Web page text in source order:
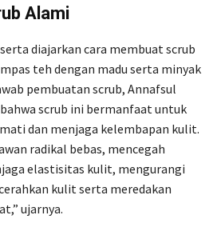
Alami
diajarkan cara membuat scrub
teh dengan madu serta minyak
pembuatan scrub, Annafsul
scrub ini bermanfaat untuk
dan menjaga kelembapan kulit.
radikal bebas, mencegah
elastisitas kulit, mengurangi
kulit serta meredakan
ujarnya.